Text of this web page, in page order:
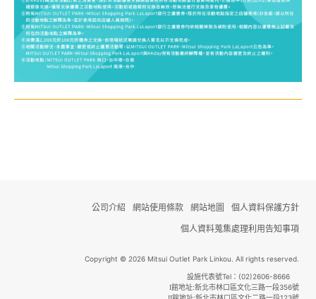
公司介紹 網站使用條款 網站地圖
個人資料保護方針
個人資料蒐集處理利用告知事項
Copyright © 2026 Mitsui Outlet Park Linkou. All rights reserved.
設施代表號Tel：(02)2606-8666
I館地址:新北市林口區文化三路一段356號